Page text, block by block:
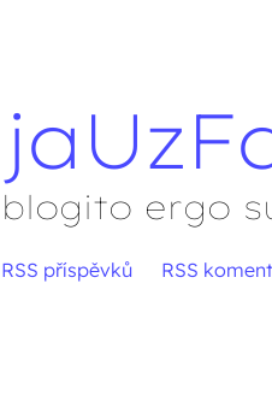
blogito ergo
Přejít
RSS příspěvků RSS